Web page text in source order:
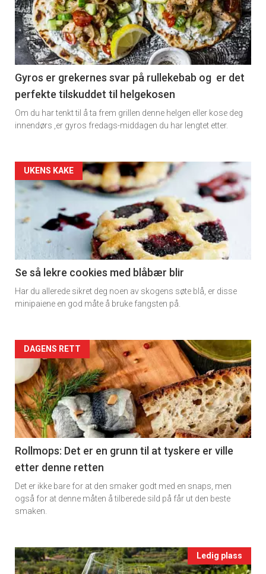
detail
-
section
11
Dagens
rett
Gyros er grekernes svar på rullekebab og er det
perfekte tilskuddet til helgekosen
Om du har tenkt til å ta frem grillen denne helgen eller kose deg
innendørs ,er gyros fredags-middagen du har lengtet etter.
Artikler
detail
-
section
11
Dagens
UKENS KAKE
Se så lekre cookies med blåbær blir
Har du allerede sikret deg noen av skogens søte blå, er disse
minipaiene en god måte å bruke fangsten på.
Artikler
detail
-
section
11
Ukens
vin
DAGENS RETT
Rollmops: Det er en grunn til at tyskere er ville
etter denne retten
Det er ikke bare for at den smaker godt med en snaps, men
også for at denne måten å tilberede sild på får ut den beste
smaken.
Events
Ledig plass